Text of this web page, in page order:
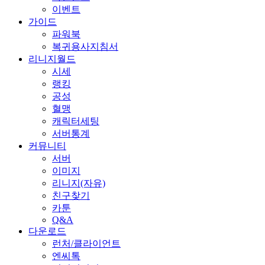
이벤트
가이드
파워북
복귀용사지침서
리니지월드
시세
랭킹
공성
혈맹
캐릭터세팅
서버통계
커뮤니티
서버
이미지
리니지(자유)
친구찾기
카툰
Q&A
다운로드
런처/클라이언트
엔씨톡